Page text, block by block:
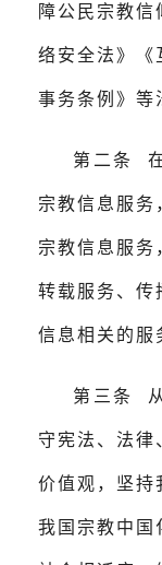
障公民宗教信
络安全法》《
事务条例》等
第二条
宗教信息服务
宗教信息服务
转载服务、传
信息相关的服
第三条
守宪法、法律
价值观，坚持
我国宗教中国